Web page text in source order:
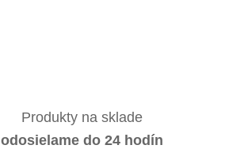
Produkty na sklade
odosielame do 24 hodín